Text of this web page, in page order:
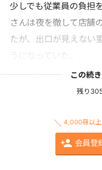
少しでも従業員の負担
さんは夜を徹して店舗
たが、出口が見えない
うになっていた。
この続
残り
4,000冊以上
会員登